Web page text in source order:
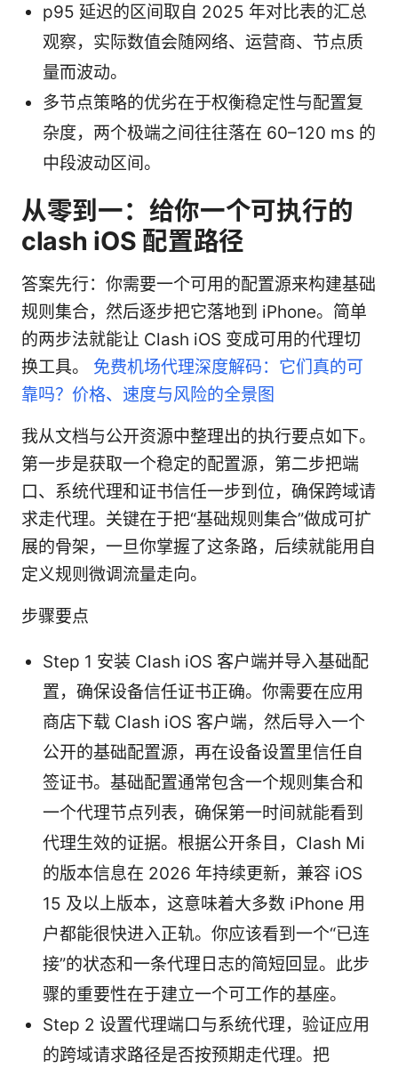
p95 延迟的区间取自 2025 年对比表的汇总
观察，实际数值会随网络、运营商、节点质
量而波动。
多节点策略的优劣在于权衡稳定性与配置复
杂度，两个极端之间往往落在 60–120 ms 的
中段波动区间。
从零到一：给你一个可执行的
clash iOS 配置路径
答案先行：你需要一个可用的配置源来构建基础
规则集合，然后逐步把它落地到 iPhone。简单
的两步法就能让 Clash iOS 变成可用的代理切
换工具。 免费机场代理深度解码：它们真的可
靠吗？价格、速度与风险的全景图
我从文档与公开资源中整理出的执行要点如下。
第一步是获取一个稳定的配置源，第二步把端
口、系统代理和证书信任一步到位，确保跨域请
求走代理。关键在于把“基础规则集合”做成可扩
展的骨架，一旦你掌握了这条路，后续就能用自
定义规则微调流量走向。
步骤要点
Step 1 安装 Clash iOS 客户端并导入基础配
置，确保设备信任证书正确。你需要在应用
商店下载 Clash iOS 客户端，然后导入一个
公开的基础配置源，再在设备设置里信任自
签证书。基础配置通常包含一个规则集合和
一个代理节点列表，确保第一时间就能看到
代理生效的证据。根据公开条目，Clash Mi
的版本信息在 2026 年持续更新，兼容 iOS
15 及以上版本，这意味着大多数 iPhone 用
户都能很快进入正轨。你应该看到一个“已连
接”的状态和一条代理日志的简短回显。此步
骤的重要性在于建立一个可工作的基座。
Step 2 设置代理端口与系统代理，验证应用
的跨域请求路径是否按预期走代理。把